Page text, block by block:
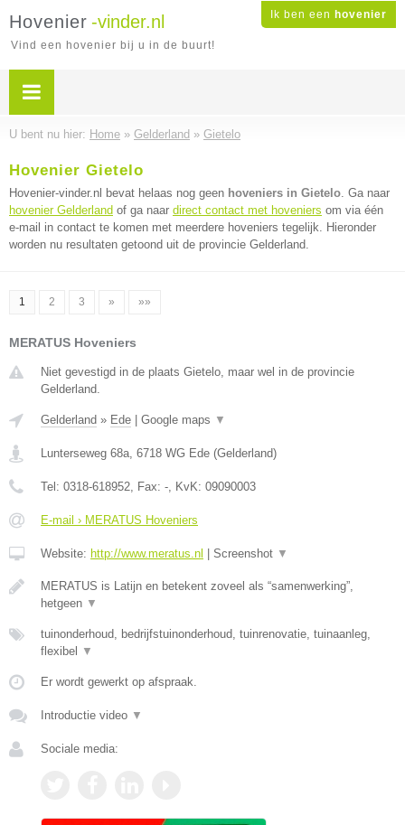
Ik ben een hovenier
Hovenier -vinder.nl
Vind een hovenier bij u in de buurt!
U bent nu hier: Home » Gelderland » Gietelo
Hovenier Gietelo
Hovenier-vinder.nl bevat helaas nog geen hoveniers in Gietelo. Ga naar
hovenier Gelderland of ga naar direct contact met hoveniers om via één
e-mail in contact te komen met meerdere hoveniers tegelijk. Hieronder
worden nu resultaten getoond uit de provincie Gelderland.
1 2 3 » »»
MERATUS Hoveniers
Niet gevestigd in de plaats Gietelo, maar wel in de provincie
Gelderland.
Gelderland » Ede Google maps ▼
Lunterseweg 68a, 6718 WG Ede (Gelderland)
Tel: 0318-618952, Fax: -, KvK: 09090003
E-mail › MERATUS Hoveniers
Website: http://www.meratus.nl Screenshot ▼
MERATUS is Latijn en betekent zoveel als “samenwerking”,
hetgeen ▼
tuinonderhoud, bedrijfstuinonderhoud, tuinrenovatie, tuinaanleg,
flexibel
▼
Er wordt gewerkt op afspraak.
Introductie video ▼
Sociale media: